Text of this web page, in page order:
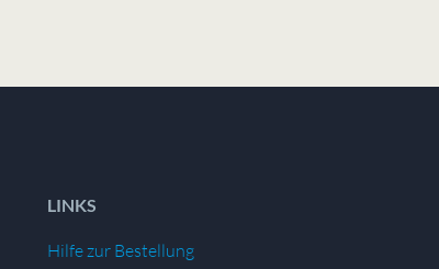
LINKS
Hilfe zur Bestellung